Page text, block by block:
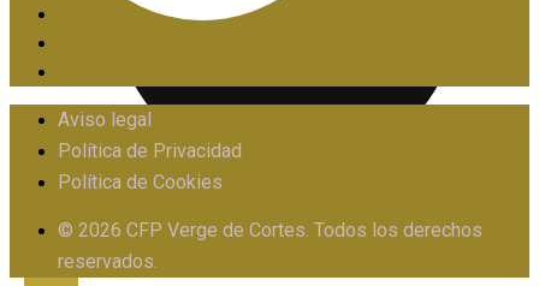
X
Aviso legal
Política de Privacidad
Política de Cookies
© 2026 CFP Verge de Cortes. Todos los derechos
reservados.